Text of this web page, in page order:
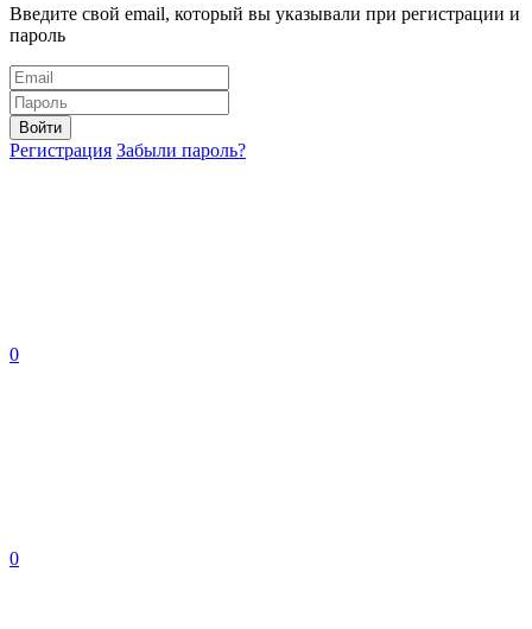
Введите свой email, который вы указывали при регистрации и
пароль
Войти
Регистрация Забыли пароль?
0
0